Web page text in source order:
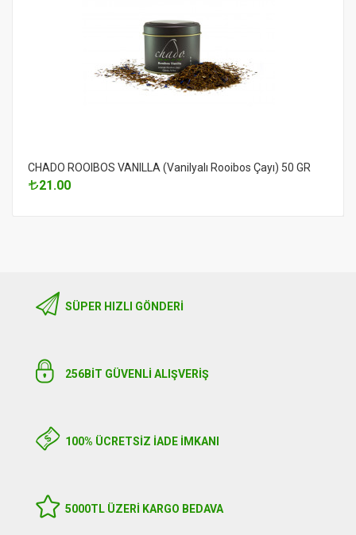
CHADO ROOIBOS VANILLA (Vanilyalı Rooibos Çayı) 50 GR
21.00
SÜPER HIZLI GÖNDERI
256BIT GÜVENLİ ALIŞVERİŞ
100% ÜCRETSİZ İADE İMKANI
5000TL ÜZERI KARGO BEDAVA